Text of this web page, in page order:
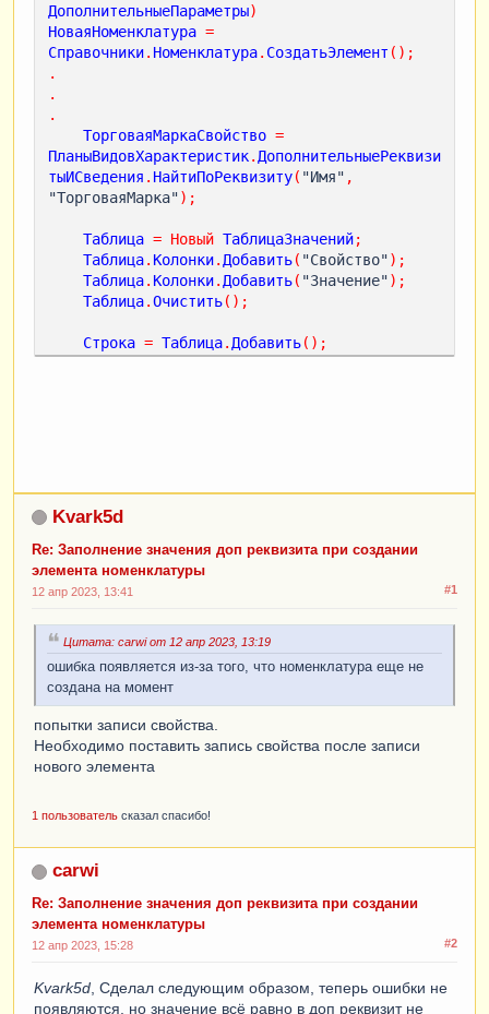
ДополнительныеПараметры)
НоваяНоменклатура =
Справочники. Номенклатура. СоздатьЭлемент ();
.
.
.
ТорговаяМаркаСвойство =
ПланыВидовХарактеристик. ДополнительныеРеквизи
тыИСведения . НайтиПоРеквизиту( "Имя" ,
"ТорговаяМарка");
Таблица = Новый ТаблицаЗначений;
Таблица. Колонки. Добавить( "Свойство");
Таблица. Колонки. Добавить( "Значение");
Таблица.Очистить();
Строка = Таблица. Добавить();
(НоваяНоменклатура
.
.
НоменклатураСоздана
НоменклатураСоздана = Истина;
Исключение
Сообщить
КонецПопытки
УстановитьПривилегированныйРежим
Kvark5d
Re: Заполнение значения доп реквизита при создании
элемента номенклатуры
#1
12 апр 2023, 13:41
Цитата: carwi от 12 апр 2023, 13:19
ошибка появляется из-за того, что номенклатура еще не
создана на момент
попытки записи свойства.
Необходимо поставить запись свойства после записи
нового элемента
1 пользователь сказал спасибо!
carwi
Re: Заполнение значения доп реквизита при создании
элемента номенклатуры
#2
12 апр 2023, 15:28
Kvark5d, Сделал следующим образом, теперь ошибки не
появляются, но значение всё равно в доп реквизит не